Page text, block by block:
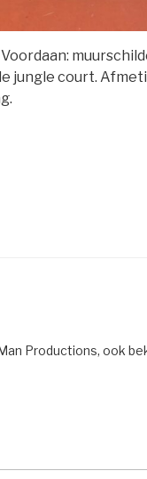
jungle court.
Productions, ook